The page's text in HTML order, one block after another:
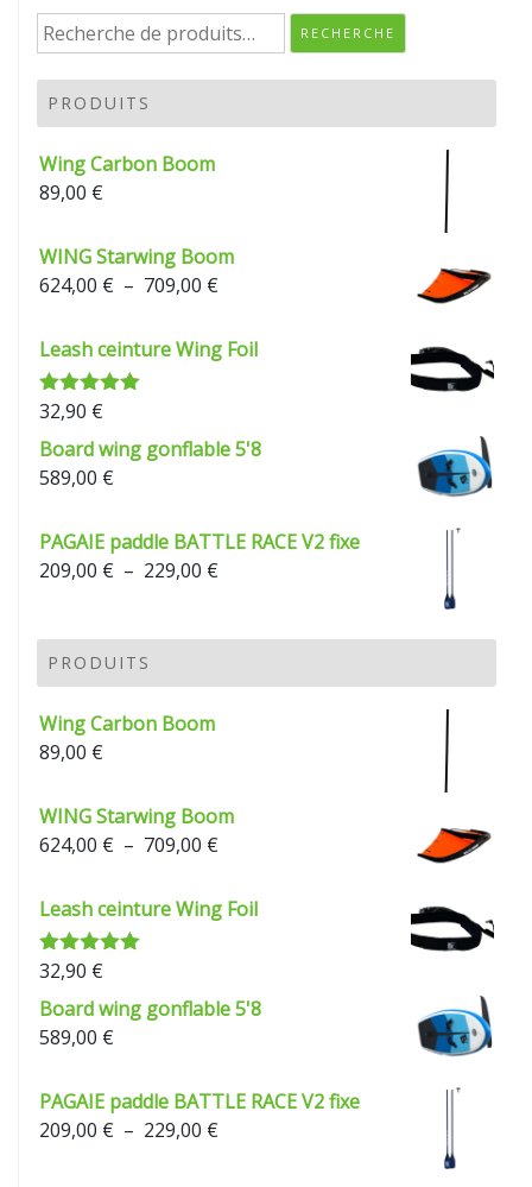
Recherche
pour :
RECHERCHE
PRODUITS
Wing Carbon Boom
89,00 €
WING Starwing Boom
624,00 € – 709,00 €
prix :
624,00 €
Leash ceinture Wing Foil
Note 5.00
32,90 €
Board wing gonflable 5'8
589,00 €
PAGAIE paddle BATTLE RACE V2 fixe
209,00 € – 229,00 €
à
PRODUITS
Wing Carbon Boom
89,00 €
WING Starwing Boom
624,00 € – 709,00 €
prix :
624,00 €
Leash ceinture Wing Foil
Note 5.00
32,90 €
Board wing gonflable 5'8
589,00 €
PAGAIE paddle BATTLE RACE V2 fixe
209,00 € – 229,00 €